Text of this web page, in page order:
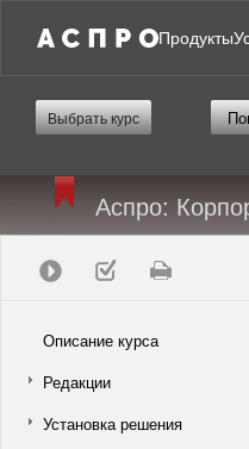
Продукты
Выбрать курс
Аспро:
Описание курса
Редакции
Установка решения